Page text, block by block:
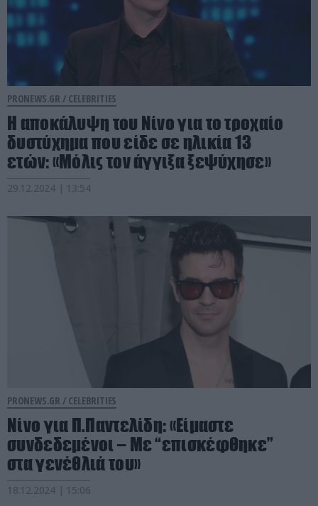
PRONEWS.GR / CELEBRITIES
Η αποκάλυψη του Νίνο για το τροχαίο
δυστύχημα που είδε σε ηλικία 13
ετών: «Μόλις τον άγγιξα ξεψύχησε»
29.12.2024 | 13:54
PRONEWS.GR / CELEBRITIES
Νίνο για Π.Παντελίδη: «Είμαστε
συνδεδεμένοι – Με “επισκέφθηκε”
στα γενέθλιά του»
18.12.2024 | 15:06